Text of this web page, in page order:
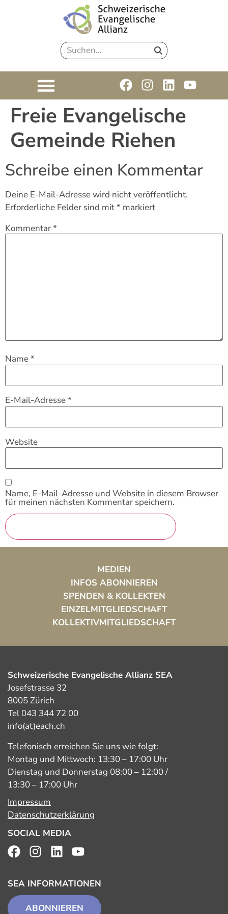
Freie Evangelische
Gemeinde Riehen
Schreibe einen Kommentar
Deine E-Mail-Adresse wird nicht veröffentlicht.
Erforderliche Felder sind mit* markiert
Kommentar*
Name*
E-Mail-Adresse*
Website
Name, E-Mail-Adresse und Website in diesem Browser
für meinen nächsten Kommentar speichern.
MEDIEN
INFOS ABONNIEREN
SPENDEN & KOLLEKTEN
EINZELMITGLIEDSCHAFT
KOLLEKTIVMITGLIEDSCHAFT
Schweizerische Evangelische Allianz SEA
Josefstrasse 32
8005 Zürich
Tel 043 344 72 00
info(at)each.ch
Telefonisch erreichen Sie uns wie folgt:
Montag und Mittwoch: 13:30 – 17:00 Uhr
Dienstag und Donnerstag 08:00 – 12:00 /
13:30 – 17:00 Uhr
Impressum
Datenschutzerklärung
SOCIAL MEDIA
SEA INFORMATIONEN
ABONNIEREN